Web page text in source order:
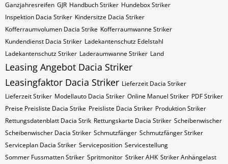
Ganzjahresreifen GJR Handbuch Striker Hundebox Striker
Inspektion Dacia Striker Kindersitze Dacia Striker
Kofferraumvolumen Dacia Strike Kofferraumwanne Striker
Kundendienst Dacia Striker Ladekantenschutz Edelstahl
Ladekantenschutz Striker Laderaumwanne Striker Land
Leasing Angebot Dacia Striker
Leasingfaktor Dacia Striker Lieferzeit Dacia Striker
Lieferzeit Striker Modellauto Dacia Striker Online Manuel Striker PDF Striker
Preise Preisliste Dacia Strike Preisliste Dacia Striker Produktion Striker
Rettungsdatenblatt Dacia Strik Rettungskarte Dacia Striker Scheibenwischer
Scheibenwischer Dacia​ Striker Schmutzfänger Schmutzfänger Striker
Serviceplan Dacia Striker Serviceposition Servicestellung
Sommer Fussmatten Striker Spritmonitor Striker AHK Striker Anhängelast